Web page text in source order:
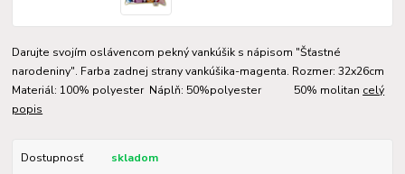
Darujte svojím oslávencom pekný vankúšik s nápisom "Šťastné
narodeniny". Farba zadnej strany vankúšika-magenta. Rozmer: 32x26cm
Materiál: 100% polyester Náplň: 50%polyester 50% molitan celý
popis
Dostupnosť
skladom